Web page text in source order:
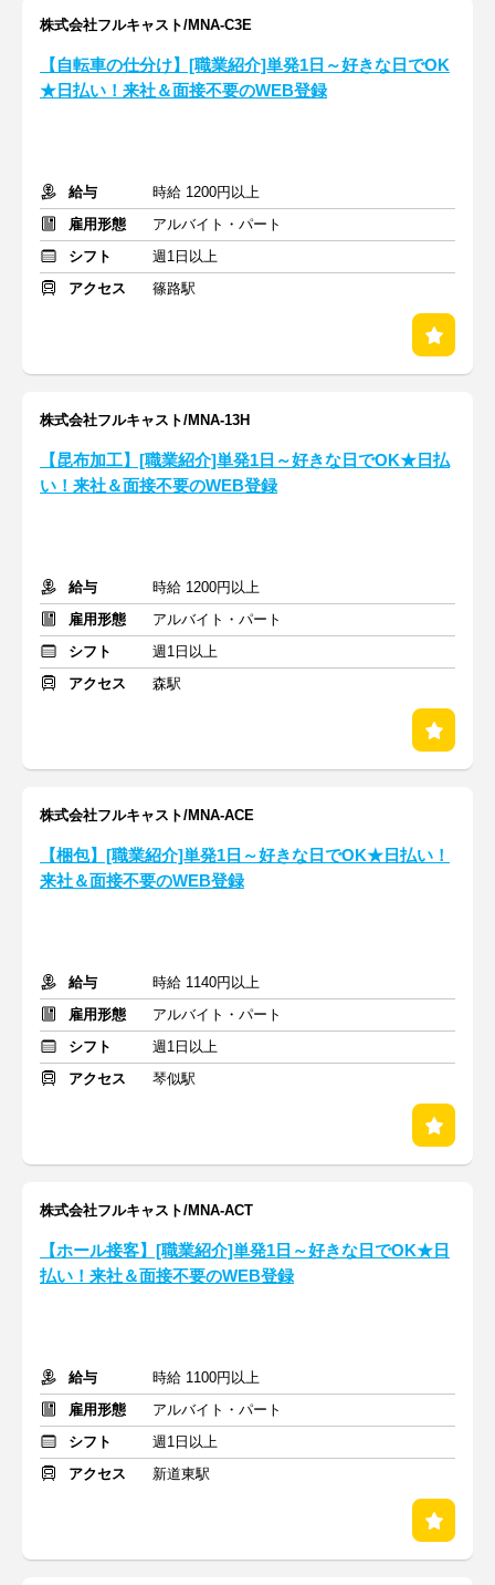
株式会社フルキャスト/MNA-C3E
【自転車の仕分け】[職業紹介]単発1日～好きな日でOK
★日払い！来社＆面接不要のWEB登録
給与
時給 1200円以上
雇用形態
アルバイト・パート
シフト
週1日以上
アクセス
篠路駅
株式会社フルキャスト/MNA-13H
【昆布加工】[職業紹介]単発1日～好きな日でOK★日払
い！来社＆面接不要のWEB登録
給与
時給 1200円以上
雇用形態
アルバイト・パート
シフト
週1日以上
アクセス
森駅
株式会社フルキャスト/MNA-ACE
【梱包】[職業紹介]単発1日～好きな日でOK★日払い！
来社＆面接不要のWEB登録
給与
時給 1140円以上
雇用形態
アルバイト・パート
シフト
週1日以上
アクセス
琴似駅
株式会社フルキャスト/MNA-ACT
【ホール接客】[職業紹介]単発1日～好きな日でOK★日
払い！来社＆面接不要のWEB登録
給与
時給 1100円以上
雇用形態
アルバイト・パート
シフト
週1日以上
アクセス
新道東駅